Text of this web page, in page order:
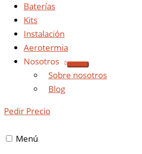
Baterías
Kits
Instalación
Aerotermia
Nosotros
Sobre nosotros
Blog
Pedir Precio
Menú